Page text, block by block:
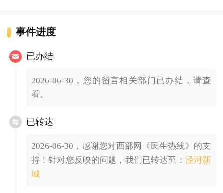
事件进度
已办结
2026-06-30，您的留言相关部门已办结，请查
看。
已转达
2026-06-30，感谢您对西部网《民生热线》的支
持！针对您反映的问题，我们已转达至： 泾河新
城